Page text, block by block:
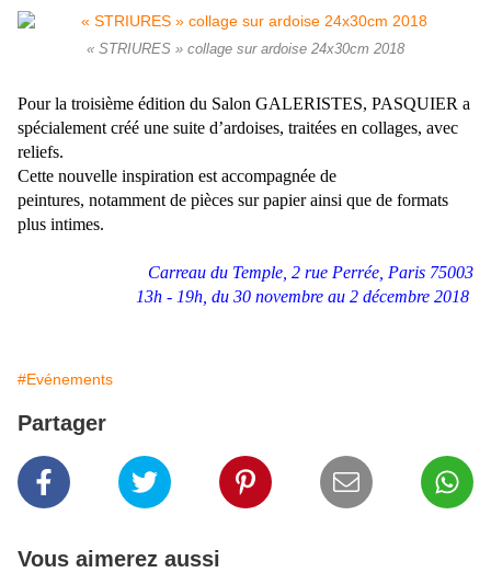
« STRIURES » collage sur ardoise 24x30cm 2018
Pour la troisième édition du Salon GALERISTES, PASQUIER a
spécialement créé une suite d’ardoises, traitées en collages, avec
reliefs.
Cette nouvelle inspiration est accompagnée de
peintures, notamment de pièces sur papier ainsi que de formats
plus intimes.
Carreau du Temple, 2 rue Perrée, Paris 75003
13h - 19h, du 30 novembre au 2 décembre 2018
#Evénements
Partager
Vous aimerez aussi